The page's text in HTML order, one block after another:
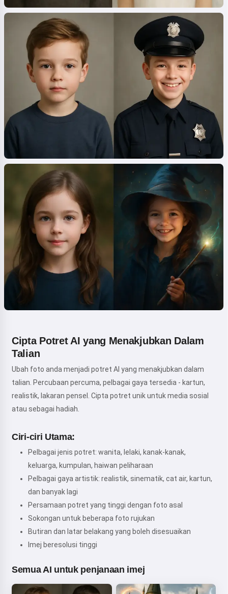
Cipta Potret AI yang Menakjubkan Dalam
Talian
Ubah foto anda menjadi potret AI yang menakjubkan dalam
talian. Percubaan percuma, pelbagai gaya tersedia - kartun,
realistik, lakaran pensel. Cipta potret unik untuk media sosial
atau sebagai hadiah.
Ciri-ciri Utama:
Pelbagai jenis potret: wanita, lelaki, kanak-kanak,
keluarga, kumpulan, haiwan peliharaan
Pelbagai gaya artistik: realistik, sinematik, cat air, kartun,
dan banyak lagi
Persamaan potret yang tinggi dengan foto asal
Sokongan untuk beberapa foto rujukan
Butiran dan latar belakang yang boleh disesuaikan
Imej beresolusi tinggi
Semua AI untuk penjanaan imej